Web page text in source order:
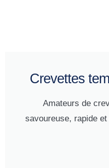
Crevettes
Amateurs de
savoureuse, rapide